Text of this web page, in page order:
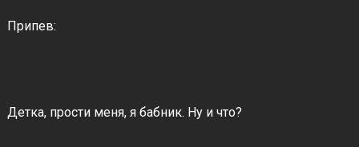
Припев:
Детка, прости меня, я бабник. Ну и что?